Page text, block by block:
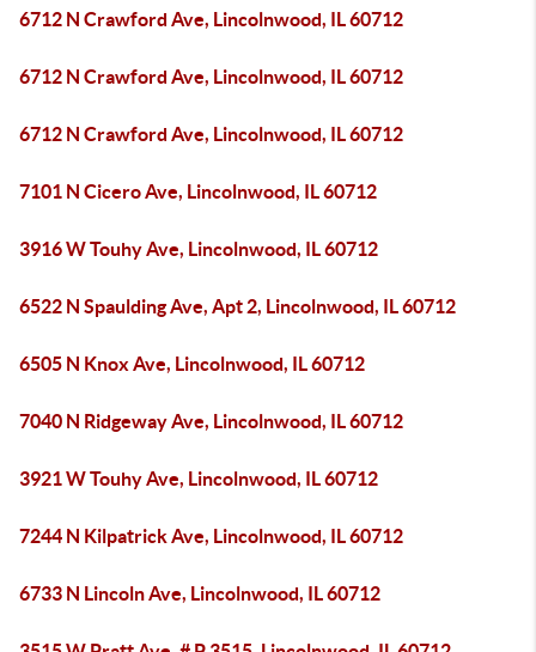
6712 N Crawford Ave, Lincolnwood, IL 60712
6712 N Crawford Ave, Lincolnwood, IL 60712
6712 N Crawford Ave, Lincolnwood, IL 60712
7101 N Cicero Ave, Lincolnwood, IL 60712
3916 W Touhy Ave, Lincolnwood, IL 60712
6522 N Spaulding Ave, Apt 2, Lincolnwood, IL 60712
6505 N Knox Ave, Lincolnwood, IL 60712
7040 N Ridgeway Ave, Lincolnwood, IL 60712
3921 W Touhy Ave, Lincolnwood, IL 60712
7244 N Kilpatrick Ave, Lincolnwood, IL 60712
6733 N Lincoln Ave, Lincolnwood, IL 60712